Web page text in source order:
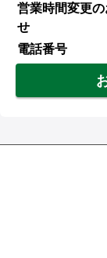
営業時間変更
せ
電話番号